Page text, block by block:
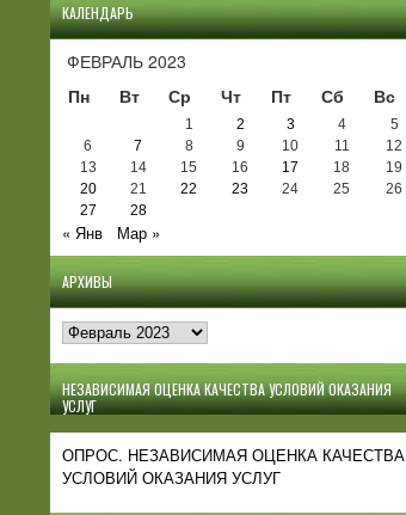
КАЛЕНДАРЬ
ФЕВРАЛЬ 2023
Пн
Вт Ср Чт Пт Сб Вс
1 2 3 4
5
6
7 8 9 10 11
12
13
14 15 16 17 18
19
20
21 22 23 24 25
26
27
28
« Янв Мар »
АРХИВЫ
Архивы
НЕЗАВИСИМАЯ ОЦЕНКА КАЧЕСТВА УСЛОВИЙ ОКАЗАНИЯ
УСЛУГ
ОПРОС. НЕЗАВИСИМАЯ ОЦЕНКА КАЧЕСТВА
УСЛОВИЙ ОКАЗАНИЯ УСЛУГ